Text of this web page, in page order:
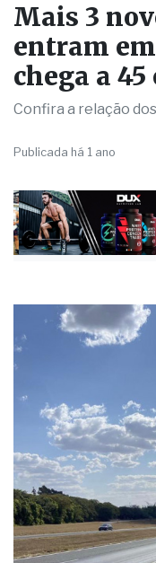
Mais 3
entram
chega a
Confira a relação
Publicada há 1 ano